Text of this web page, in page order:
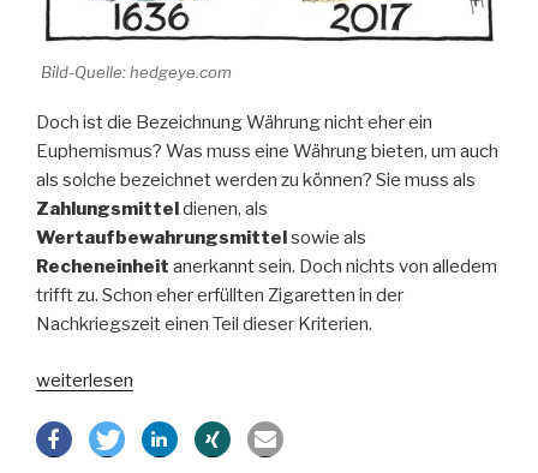
Bild-Quelle: hedgeye.com
Doch ist die Bezeichnung Währung nicht eher ein
Euphemismus? Was muss eine Währung bieten, um auch
als solche bezeichnet werden zu können? Sie muss als
Zahlungsmitteldienen, als
Wertaufbewahrungsmittelsowie als
Recheneinheit anerkannt sein. Doch nichts von alledem
trifft zu. Schon eher erfüllten Zigaretten in der
Nachkriegszeit einen Teil dieser Kriterien.
„Gier
Hirn
weiterlesen